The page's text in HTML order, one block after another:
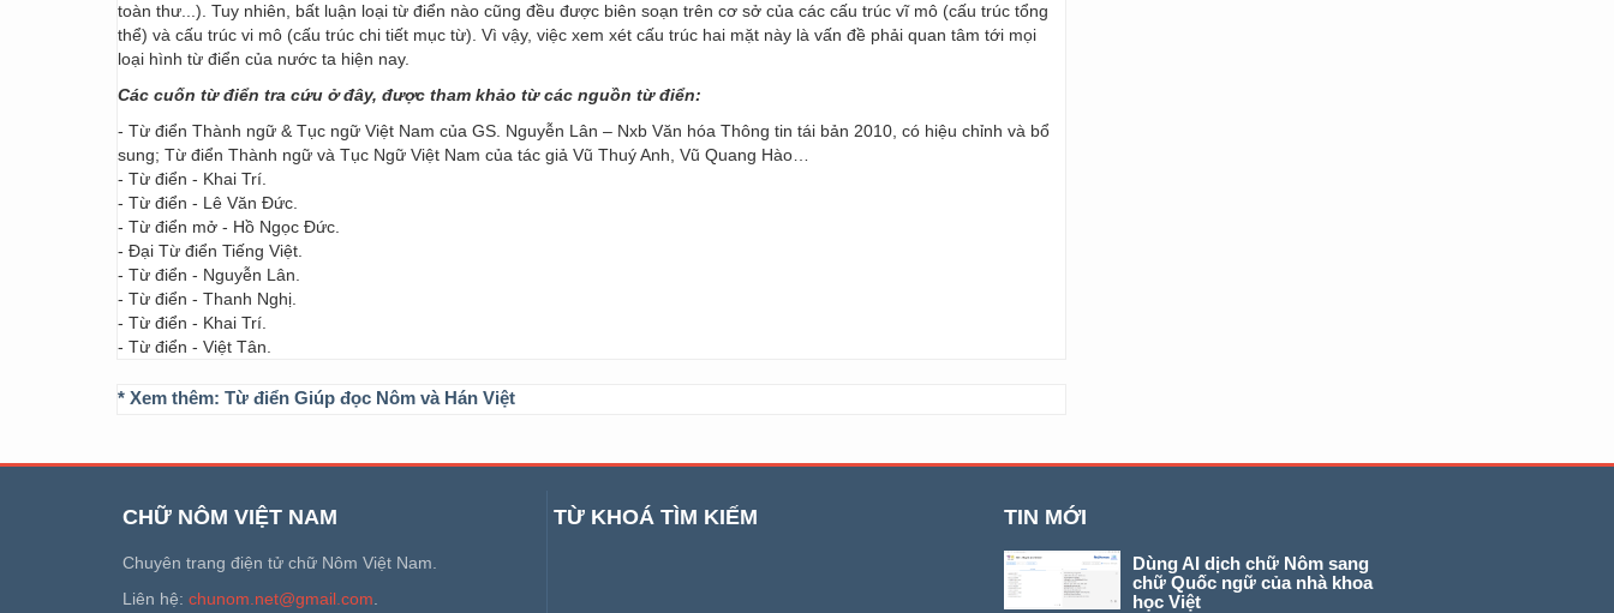
toàn thư...). Tuy nhiên, bất luận loại từ điển nào cũng đều được biên soạn trên cơ sở của các cấu trúc vĩ mô (cấu trúc tổng
thể) và cấu trúc vi mô (cấu trúc chi tiết mục từ). Vì vậy, việc xem xét cấu trúc hai mặt này là vấn đề phải quan tâm tới mọi
loại hình từ điển của nước ta hiện nay.
Các cuốn từ điển tra cứu ở đây, được tham khảo từ các nguồn từ điển:
- Từ điển Thành ngữ & Tục ngữ Việt Nam của GS. Nguyễn Lân – Nxb Văn hóa Thông tin tái bản 2010, có hiệu chỉnh và bổ
sung; Từ điển Thành ngữ và Tục Ngữ Việt Nam của tác giả Vũ Thuý Anh, Vũ Quang Hào…
- Từ điển - Khai Trí.
- Từ điển - Lê Văn Đức.
- Từ điển mở - Hồ Ngọc Đức.
- Đại Từ điển Tiếng Việt.
- Từ điển - Nguyễn Lân.
- Từ điển - Thanh Nghị.
- Từ điển - Khai Trí.
- Từ điển - Việt Tân.
* Xem thêm: Từ điển Giúp đọc Nôm và Hán Việt
CHỮ NÔM VIỆT NAM
Chuyên trang điện tử chữ Nôm Việt Nam.
Liên hệ: chunom.net@gmail.com
TỪ KHOÁ TÌM KIẾM TIN MỚI
Dùng AI dịch chữ Nôm sang
chữ Quốc ngữ của nhà khoa
học Việt